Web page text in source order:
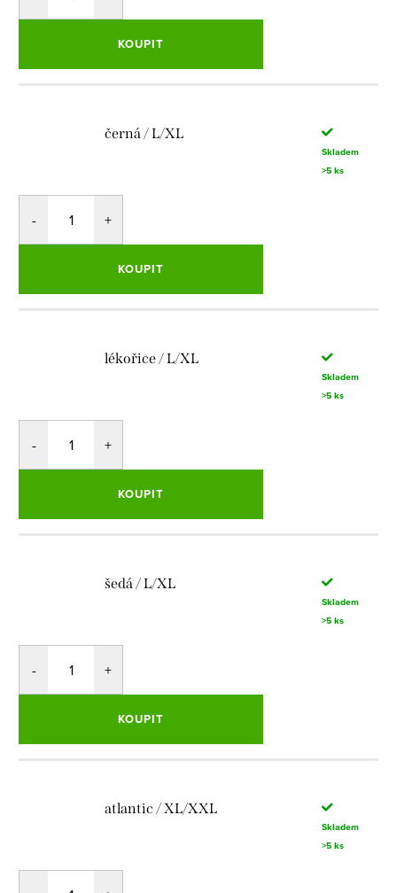
KOUPIT
černá / L/XL
Skladem
>5 ks
KOUPIT
lékořice / L/XL
Skladem
>5 ks
KOUPIT
šedá / L/XL
Skladem
>5 ks
KOUPIT
atlantic / XL/XXL
Skladem
>5 ks